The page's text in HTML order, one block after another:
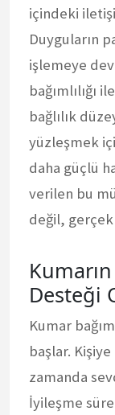
içindeki
Duyguların
işlemeye
bağımlılığı
bağlılık
yüzleşmek
daha güçlü
verilen bu
değil,
Desteği
Kumar
başlar.
zamanda
İyileşme